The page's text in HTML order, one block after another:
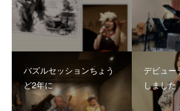
バズルセッションちょう
ど2年に
デビュー
しました